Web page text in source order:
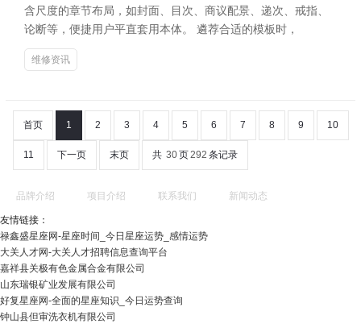
含尺度的章节布局，如封面、目次、商议配景、递次、戒指、
论断等，便捷用户平直套用本体。 遴荐合适的模板时，
维修资讯
首页 1 2 3 4 5 6 7 8 9 10
11 下一页 末页 共 30页292 条记录
品牌介绍 项目介绍 联系我们 新闻动态
友情链接：
禄鑫盛星座网-星座时间_今日星座运势_感情运势
大关人才网-大关人才招聘信息查询平台
嘉祥县关极有色金属合金有限公司
山东瑞银矿业发展有限公司
好复星座网-全面的星座知识_今日运势查询
钟山县但审洗衣机有限公司